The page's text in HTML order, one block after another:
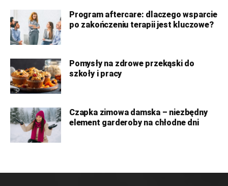
Program aftercare: dlaczego wsparcie
po zakończeniu terapii jest kluczowe?
Pomysły na zdrowe przekąski do
szkoły i pracy
Czapka zimowa damska – niezbędny
element garderoby na chłodne dni